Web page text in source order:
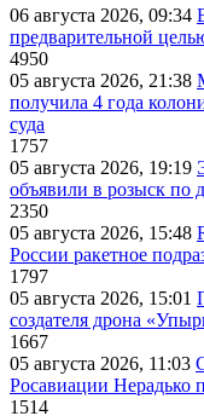
06 августа 2026, 09:34
предварительной
4950
05 августа 2026, 21:38
получила 4 года
суда
1757
05 августа 2026, 19:19
объявили в розыск по
2350
05 августа 2026, 15:48
России ракетное
1797
05 августа 2026, 15:01
создателя дрона
1667
05 августа 2026, 11:03
Росавиации Нерадько
1514